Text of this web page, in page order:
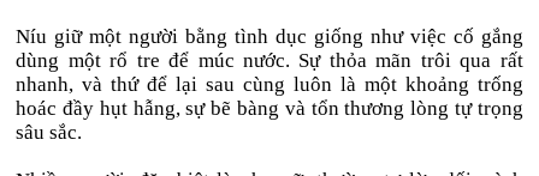
Níu giữ một người bằng tình dục giống như việc cố gắng
dùng một rổ tre để múc nước. Sự thỏa mãn trôi qua rất
nhanh, và thứ để lại sau cùng luôn là một khoảng trống
hoác đầy hụt hẫng, sự bẽ bàng và tổn thương lòng tự trọng
sâu sắc.